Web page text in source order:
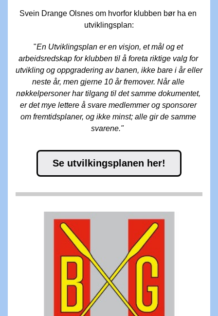
Svein Drange Olsnes om hvorfor klubben bør ha en
utviklingsplan:
"En Utviklingsplan er en visjon, et mål og et
arbeidsredskap for klubben til å foreta riktige valg for
utvikling og oppgradering av banen, ikke bare i år eller
neste år, men gjerne 10 år fremover. Når alle
nøkkelpersoner har tilgang til det samme dokumentet,
er det mye lettere å svare medlemmer og sponsorer
om fremtidsplaner, og ikke minst; alle gir de samme
svarene."
Se utvilkingsplanen her!